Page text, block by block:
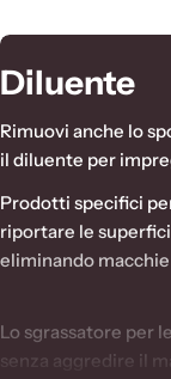
vendita
C
o
l
l
e
z
i
o
Diluente
Rimuovi anche lo
il diluente per
Prodotti specifici
riportare le
eliminando macchie
Lo sgrassatore per
senza aggredire il